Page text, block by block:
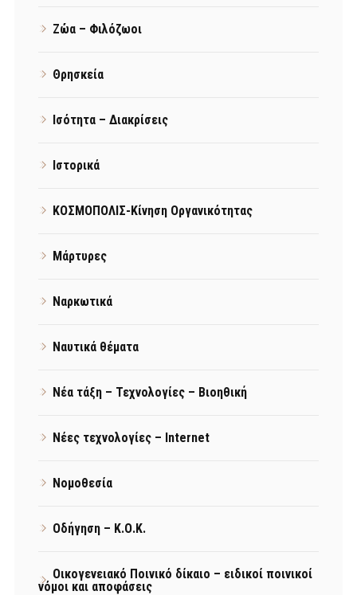
Ζώα – Φιλόζωοι
Θρησκεία
Ισότητα – Διακρίσεις
Ιστορικά
ΚΟΣΜΟΠΟΛΙΣ-Κίνηση Οργανικότητας
Μάρτυρες
Ναρκωτικά
Ναυτικά θέματα
Νέα τάξη – Τεχνολογίες – Βιοηθική
Νέες τεχνολογίες – Internet
Νομοθεσία
Οδήγηση – Κ.Ο.Κ.
Οικογενειακό Ποινικό δίκαιο – ειδικοί ποινικοί
νόμοι και αποφάσεις